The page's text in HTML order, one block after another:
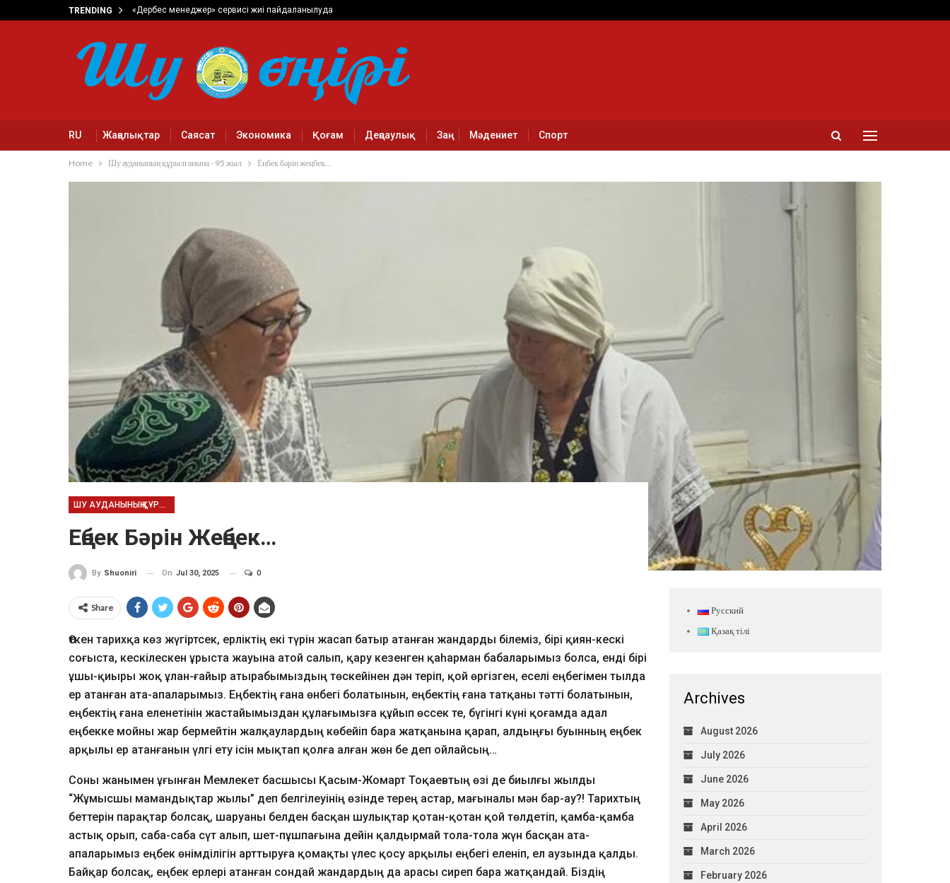
TRENDING «Дербес менеджер» сервисі жиі пайдаланылуда
RU Жаңалықтар Саясат Экономика Қоғам Деңсаулық Заң Мәдениет Спорт
Home Шу ауданының құрылғанына - 95 жыл Еңбек бәрін жеңбек…
ШУ АУДАНЫНЫҢ ҚҰРЫЛҒАНЫНА - 95 ЖЫЛ
Еңбек Бәрін Жеңбек…
By Shuoniri On Jul 30, 2025 0
Share
Өткен тарихқа көз жүгіртсек, ерліктің екі түрін жасап батыр атанған жандарды білеміз, бірі қиян-кескі
соғыста, кескілескен ұрыста жауына атой салып, қару кезенген қаһарман бабаларымыз болса, енді бірі
ұшы-қиыры жоқ ұлан-ғайыр атырабымыздың төскейінен дән теріп, қой өргізген, еселі еңбегімен тылда
ер атанған ата-апаларымыз. Еңбектің ғана өнбегі болатынын, еңбектің ғана татқаны тәтті болатынын,
еңбектің ғана еленетінін жастайымыздан құлағымызға құйып өссек те, бүгінгі күні қоғамда адал
еңбекке мойны жар бермейтін жалқаулардың көбейіп бара жатқанына қарап, алдыңғы буынның еңбек
арқылы ер атанғанын үлгі ету ісін мықтап қолға алған жөн бе деп ойлайсың…
Соны жанымен ұғынған Мемлекет басшысы Қасым-Жомарт Тоқаевтың өзі де биылғы жылды
“Жұмысшы мамандықтар жылы” деп белгілеуінің өзінде терең астар, мағыналы мән бар-ау?! Тарихтың
беттерін парақтар болсақ, шаруаны белден басқан шулықтар қотан-қотан қой төлдетіп, қамба-қамба
астық орып, саба-саба сүт алып, шет-пұшпағына дейін қалдырмай тола-тола жүн басқан ата-
апаларымыз еңбек өнімділігін арттыруға қомақты үлес қосу арқылы еңбегі еленіп, ел аузында қалды.
Байқар болсақ, еңбек ерлері атанған сондай жандардың да арасы сиреп бара жатқандай. Біздің
Русский
Қазақ тілі
Archives
August 2026
July 2026
June 2026
May 2026
April 2026
March 2026
February 2026